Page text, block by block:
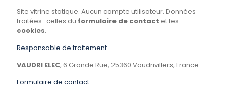
Site vitrine statique. Aucun compte utilisateur. Données
traitées : celles du formulaire de contact et les
cookies.
Responsable de traitement
VAUDRI ELEC, 6 Grande Rue, 25360 Vaudrivillers, France.
Formulaire de contact